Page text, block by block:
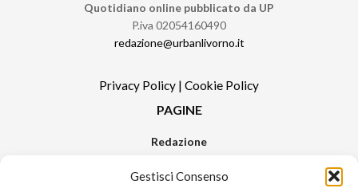
Gestisci Consenso
Quotidiano online pubblicato da UP
P.iva 02054160490
redazione@urbanlivorno.it
Privacy Policy | Cookie Policy
PAGINE
Redazione
Pubblicità